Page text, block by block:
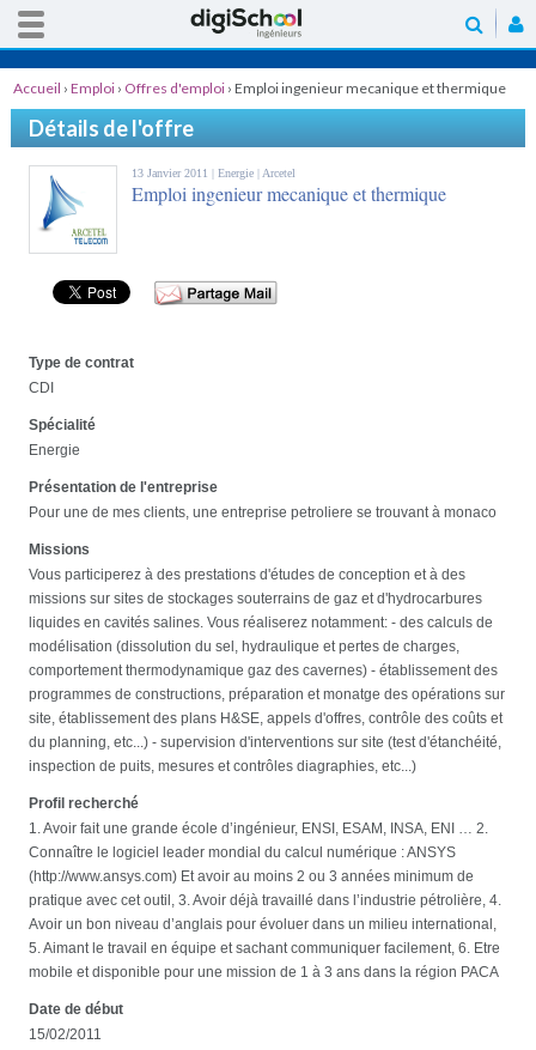
Accueil › Emploi › Offres d'emploi › Emploi ingenieur mecanique et thermique
Détails de l'offre
13 Janvier 2011 | Energie | Arcetel
Emploi ingenieur mecanique et thermique
Type de contrat
CDI
Spécialité
Energie
Présentation de l'entreprise
Pour une de mes clients, une entreprise petroliere se trouvant à monaco
Missions
Vous participerez à des prestations d'études de conception et à des
missions sur sites de stockages souterrains de gaz et d'hydrocarbures
liquides en cavités salines. Vous réaliserez notamment: - des calculs de
modélisation (dissolution du sel, hydraulique et pertes de charges,
comportement thermodynamique gaz des cavernes) - établissement des
programmes de constructions, préparation et monatge des opérations sur
site, établissement des plans H&SE, appels d'offres, contrôle des coûts et
du planning, etc...) - supervision d'interventions sur site (test d'étanchéité,
inspection de puits, mesures et contrôles diagraphies, etc...)
Profil recherché
1. Avoir fait une grande école d’ingénieur, ENSI, ESAM, INSA, ENI … 2.
Connaître le logiciel leader mondial du calcul numérique : ANSYS
(http://www.ansys.com) Et avoir au moins 2 ou 3 années minimum de
pratique avec cet outil, 3. Avoir déjà travaillé dans l’industrie pétrolière, 4.
Avoir un bon niveau d’anglais pour évoluer dans un milieu international,
5. Aimant le travail en équipe et sachant communiquer facilement, 6. Etre
mobile et disponible pour une mission de 1 à 3 ans dans la région PACA
Date de début
15/02/2011